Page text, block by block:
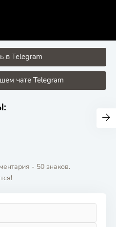
в Telegram
чате Telegram
- 50 знаков.